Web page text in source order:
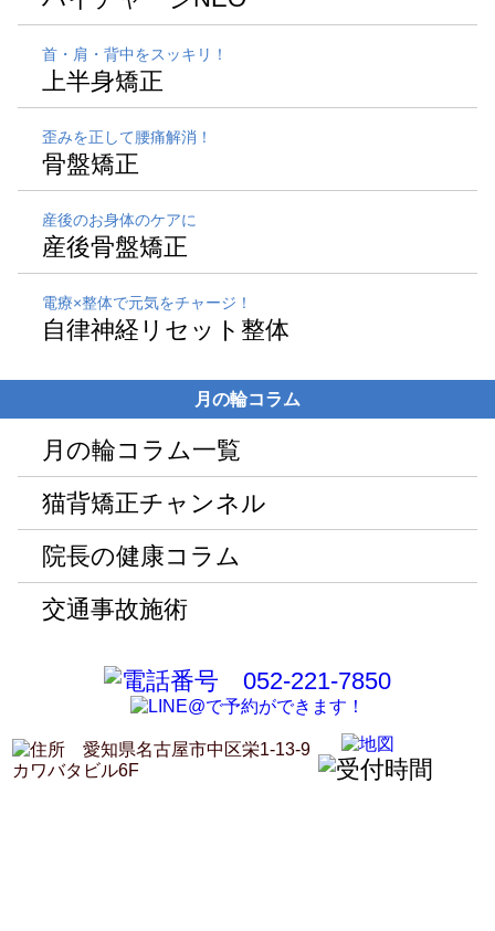
首・肩・背中をスッキリ！
上半身矯正
歪みを正して腰痛解消！
骨盤矯正
産後のお身体のケアに
産後骨盤矯正
電療×整体で元気をチャージ！
自律神経リセット整体
月の輪コラム
月の輪コラム一覧
猫背矯正チャンネル
院長の健康コラム
交通事故施術